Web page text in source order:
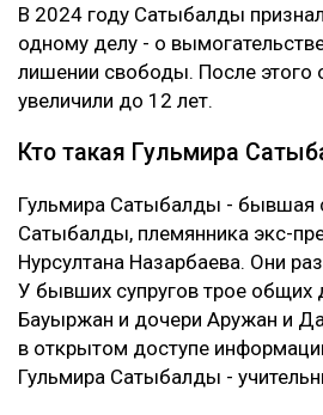
В 2024 году Сатыбалды
одному делу - о
лишении свободы. После этого
увеличили до 12 лет.
Кто такая Гульмира
Гульмира Сатыбалды - бывшая
Сатыбалды, племянника экс-
Нурсултана Назарбаева. Они
У бывших супругов трое общих
Бауыржан и дочери Аружан и
в открытом доступе
Гульмира Сатыбалды -